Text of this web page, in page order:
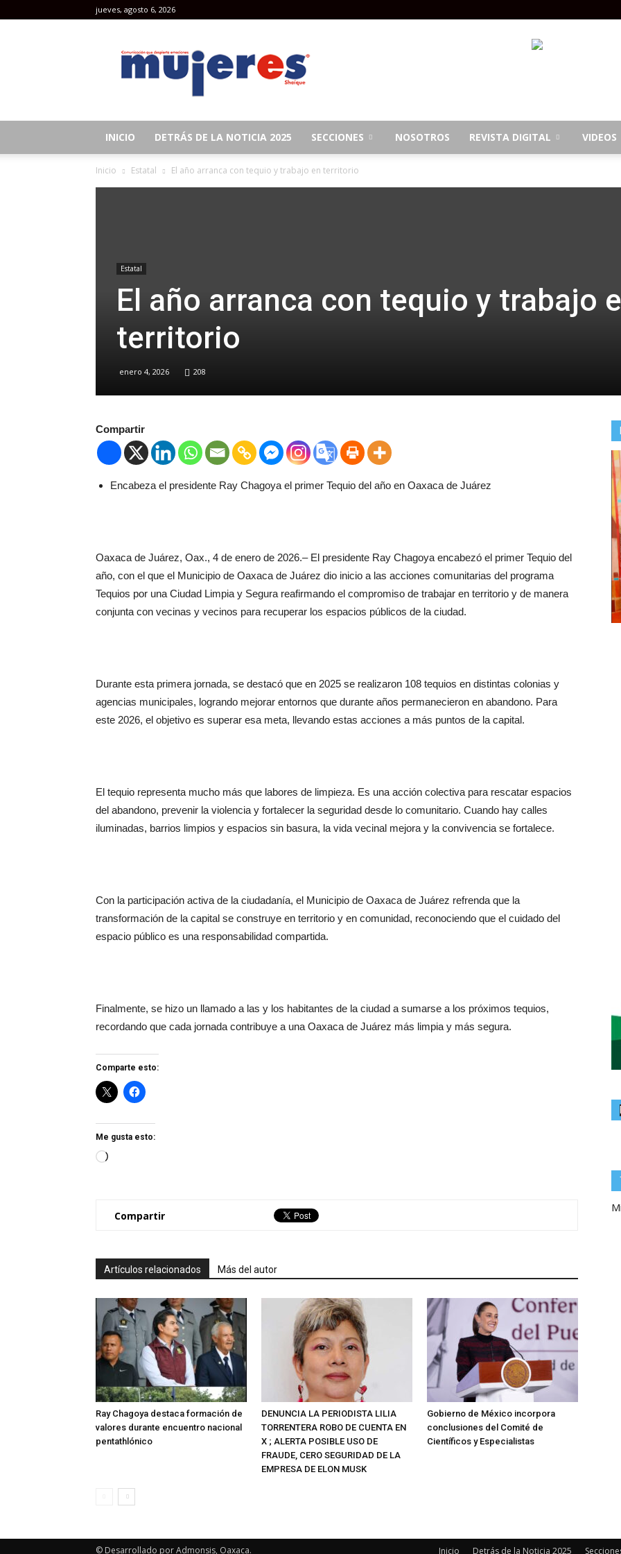
jueves, agosto 6, 2026
Mujeres
INICIO DETRÁS DE LA NOTICIA 2025 SECCIONES NOSOTROS REVISTA DIGITAL VIDEOS
Inicio Estatal El año arranca con tequio y trabajo en territorio
Estatal
El año arranca con tequio y trabajo
territorio
enero 4, 2026 208
Compartir
Encabeza el presidente Ray Chagoya el primer Tequio del año en Oaxaca de Juárez
Oaxaca de Juárez, Oax., 4 de enero de 2026.– El presidente Ray Chagoya encabezó el primer Tequio del
año, con el que el Municipio de Oaxaca de Juárez dio inicio a las acciones comunitarias del programa
Tequios por una Ciudad Limpia y Segura reafirmando el compromiso de trabajar en territorio y de manera
conjunta con vecinas y vecinos para recuperar los espacios públicos de la ciudad.
Durante esta primera jornada, se destacó que en 2025 se realizaron 108 tequios en distintas colonias y
agencias municipales, logrando mejorar entornos que durante años permanecieron en abandono. Para
este 2026, el objetivo es superar esa meta, llevando estas acciones a más puntos de la capital.
El tequio representa mucho más que labores de limpieza. Es una acción colectiva para rescatar espacios
del abandono, prevenir la violencia y fortalecer la seguridad desde lo comunitario. Cuando hay calles
iluminadas, barrios limpios y espacios sin basura, la vida vecinal mejora y la convivencia se fortalece.
Con la participación activa de la ciudadanía, el Municipio de Oaxaca de Juárez refrenda que la
transformación de la capital se construye en territorio y en comunidad, reconociendo que el cuidado del
espacio público es una responsabilidad compartida.
Finalmente, se hizo un llamado a las y los habitantes de la ciudad a sumarse a los próximos tequios,
recordando que cada jornada contribuye a una Oaxaca de Juárez más limpia y más segura.
Comparte esto:
Me gusta esto:
Loading…
Compartir
Artículos relacionados Más del autor
Ray Chagoya destaca formación de
valores durante encuentro nacional
pentathlónico
DENUNCIA LA PERIODISTA LILIA
TORRENTERA ROBO DE CUENTA EN
X ; ALERTA POSIBLE USO DE
FRAUDE, CERO SEGURIDAD DE LA
EMPRESA DE ELON MUSK
Gobierno de México incorpora
conclusiones del Comité de
Científicos y Especialistas
Inicio Detrás de la Noticia 2025
© Desarrollado por Admonsis, Oaxaca.